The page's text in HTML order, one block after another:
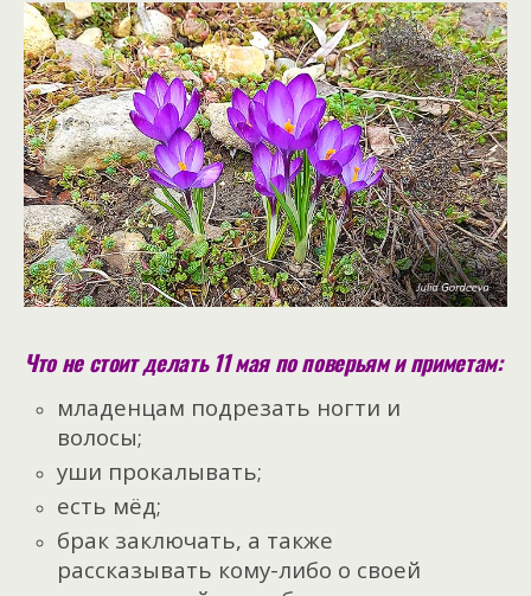
Что не стоит делать 11 мая по поверьям и приметам:
младенцам подрезать ногти и
волосы;
уши прокалывать;
есть мёд;
брак заключать, а также
рассказывать кому-либо о своей